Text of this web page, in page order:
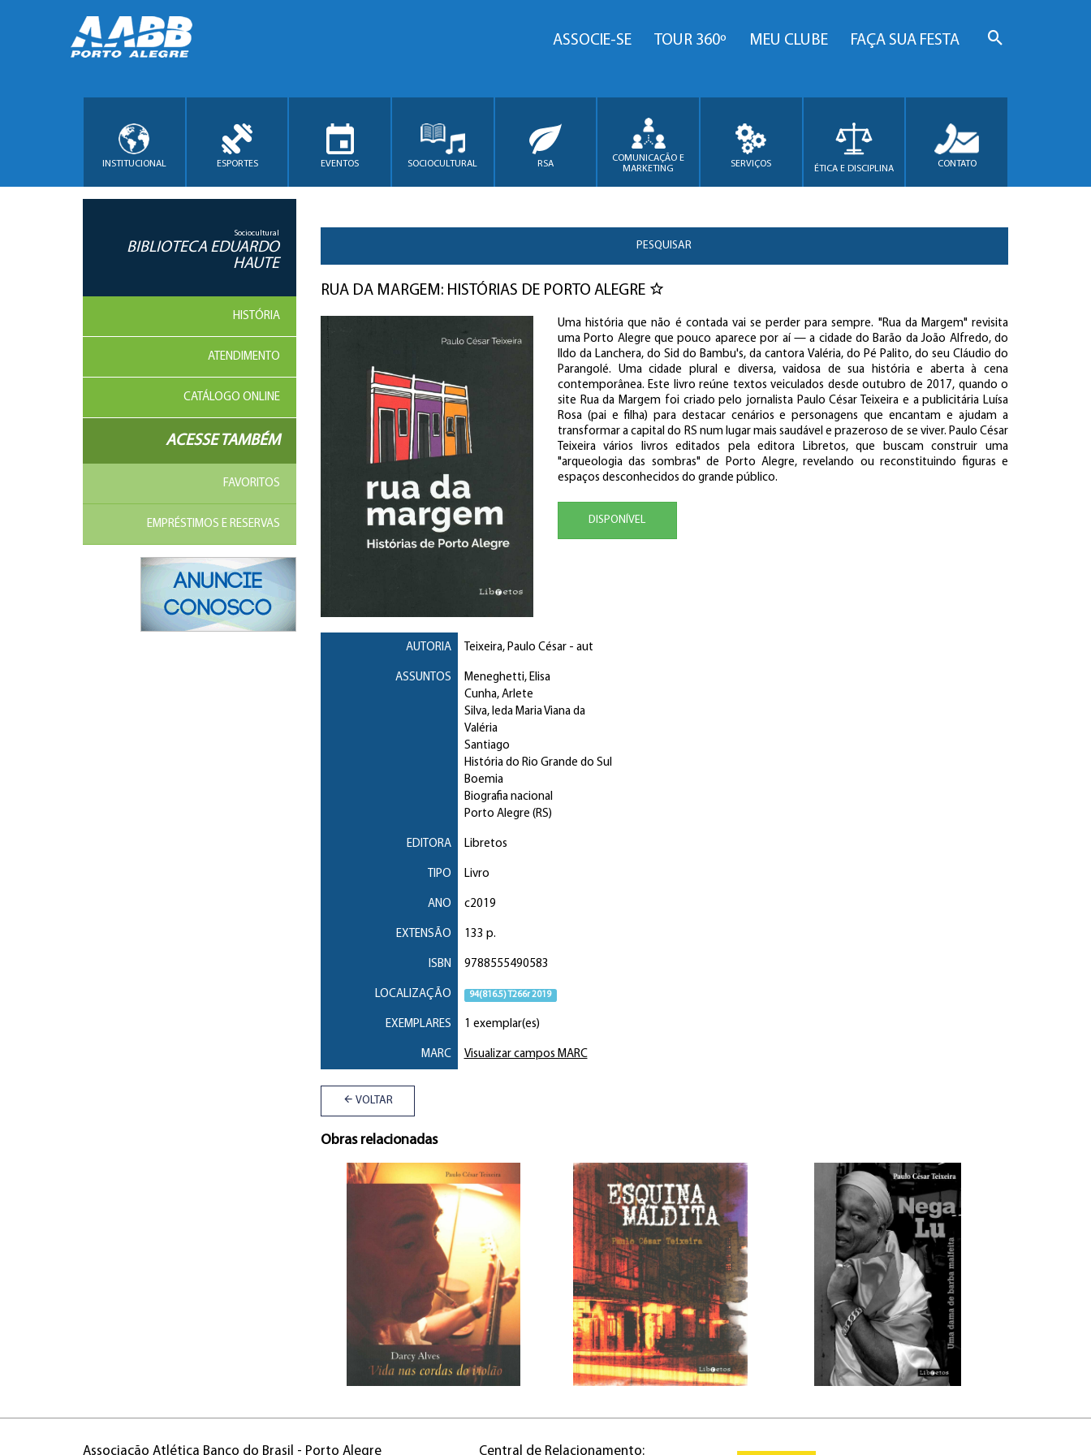
ASSOCIE-SE TOUR 360º MEU CLUBE FAÇA SUA FESTA
INSTITUCIONAL ESPORTES EVENTOS SOCIOCULTURAL RSA
COMUNICAÇÃO E
MARKETING
SERVIÇOS ÉTICA E DISCIPLINA CONTATO
Sociocultural
BIBLIOTECA EDUARDO
HAUTE
HISTÓRIA
ATENDIMENTO
CATÁLOGO ONLINE
ACESSE TAMBÉM
FAVORITOS
EMPRÉSTIMOS E RESERVAS
PESQUISAR
RUA DA MARGEM: HISTÓRIAS DE PORTO ALEGRE
Uma história que não é contada vai se perder para sempre. "Rua da Margem" revisita
uma Porto Alegre que pouco aparece por aí — a cidade do Barão da João Alfredo, do
Ildo da Lanchera, do Sid do Bambu's, da cantora Valéria, do Pé Palito, do seu Cláudio do
Parangolé. Uma cidade plural e diversa, vaidosa de sua história e aberta à cena
contemporânea. Este livro reúne textos veiculados desde outubro de 2017, quando o
site Rua da Margem foi criado pelo jornalista Paulo César Teixeira e a publicitária Luísa
Rosa (pai e filha) para destacar cenários e personagens que encantam e ajudam a
transformar a capital do RS num lugar mais saudável e prazeroso de se viver. Paulo César
Teixeira vários livros editados pela editora Libretos, que buscam construir uma
"arqueologia das sombras" de Porto Alegre, revelando ou reconstituindo figuras e
espaços desconhecidos do grande público.
DISPONÍVEL
AUTORIA Teixeira, Paulo César- aut
ASSUNTOS
Meneghetti, Elisa
Cunha, Arlete
Silva, Ieda Maria Viana da
Valéria
Santiago
História do Rio Grande do Sul
Boemia
Biografia nacional
Porto Alegre (RS)
EDITORA Libretos
TIPO Livro
ANO c2019
EXTENSÃO 133 p.
ISBN 9788555490583
LOCALIZAÇÃO 94(816.5) T266r 2019
EXEMPLARES 1 exemplar(es)
MARC Visualizar campos MARC
VOLTAR
Obras relacionadas
Associação Atlética Banco do Brasil - Porto Alegre Central de Relacionamento: